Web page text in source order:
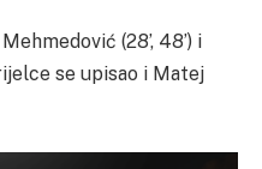
(28’, 48’) i
se upisao i Matej